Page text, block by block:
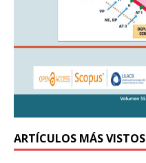
ARTÍCULOS MÁS VISTOS